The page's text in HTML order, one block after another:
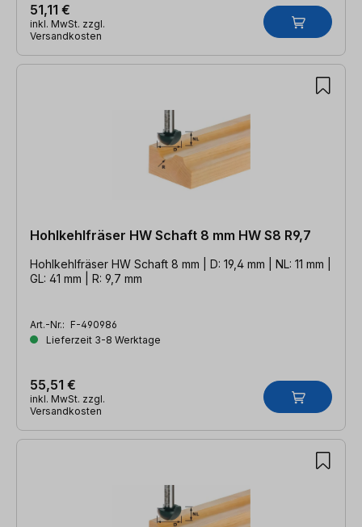
51,11 €
inkl. MwSt. zzgl.
Versandkosten
Hohlkehlfräser HW Schaft 8 mm HW S8 R9,7
Hohlkehlfräser HW Schaft 8 mm | D: 19,4 mm | NL: 11 mm |
GL: 41 mm | R: 9,7 mm
Art.-Nr.: F-490986
Lieferzeit 3-8 Werktage
55,51 €
inkl. MwSt. zzgl.
Versandkosten